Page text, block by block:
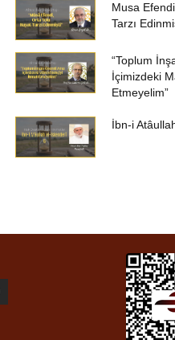
Musa
Tarzı
“Toplum
İçimizdeki
Etmeyelim”
İbn-i